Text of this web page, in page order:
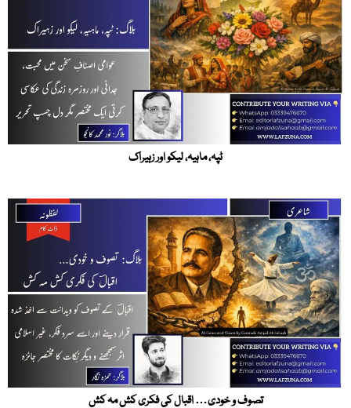
ٹپہ، ماہیہ، لیکو اور زہیراک
تصوف و خودی… اقبال کی فکری کش مہ کش